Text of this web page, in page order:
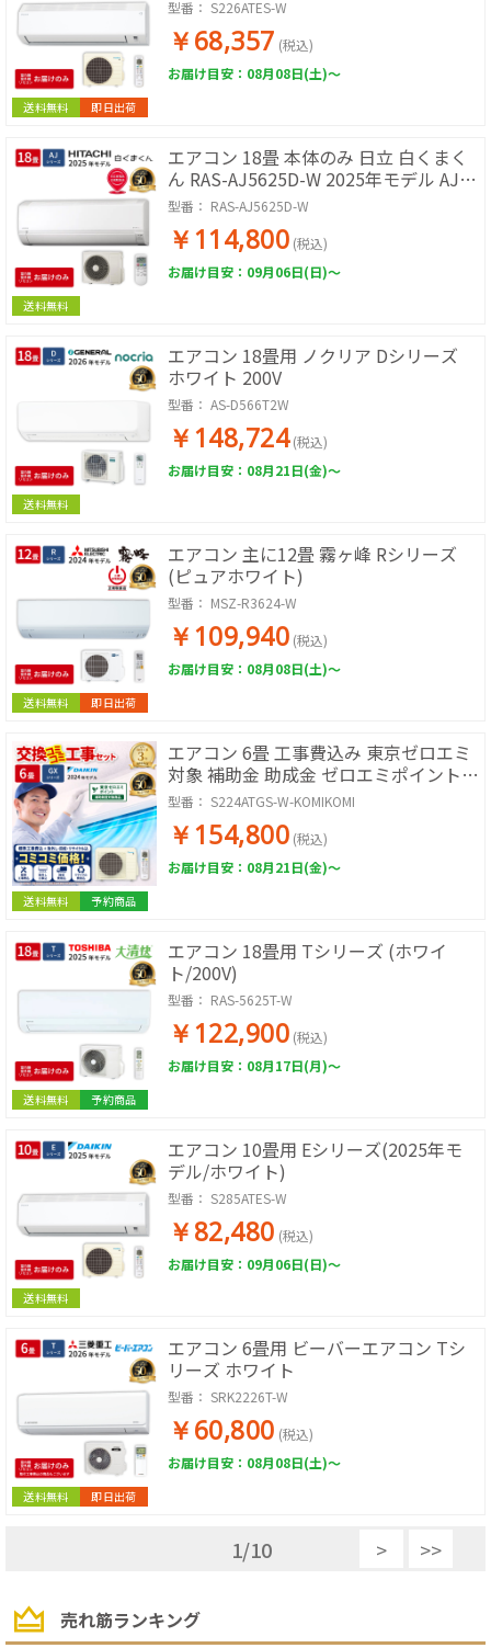
送料無料 即日出荷
型番： S226ATES-W
￥68,357 (税込)
お届け目安：08月08日(土)～
送料無料
エアコン 18畳 本体のみ 日立 白くまく
ん RAS-AJ5625D-W 2025年モデル AJシ
リーズ ルームエアコン 取付工事なし 冷
暖房 単相200V スターホワイト 除湿 コ
ンパクト 壁掛けエアコン エアコン単品
リビング ダイニング 広い部屋
型番： RAS-AJ5625D-W
￥114,800 (税込)
お届け目安：09月06日(日)～
送料無料
エアコン 18畳用 ノクリア Dシリーズ
ホワイト 200V
型番： AS-D566T2W
￥148,724 (税込)
お届け目安：08月21日(金)～
送料無料 即日出荷
エアコン 主に12畳 霧ヶ峰 Rシリーズ
(ピュアホワイト)
型番： MSZ-R3624-W
￥109,940 (税込)
お届け目安：08月08日(土)～
送料無料 予約商品
エアコン 6畳 工事費込み 東京ゼロエミ
対象 補助金 助成金 ゼロエミポイント
コミコミ価格 ダイキン GXシリーズ
S224ATGS-W 2024年モデル ホワイト
型番： S224ATGS-W-KOMIKOMI
￥154,800 (税込)
お届け目安：08月21日(金)～
送料無料 予約商品
エアコン 18畳用 Tシリーズ (ホワイ
ト/200V)
型番： RAS-5625T-W
￥122,900 (税込)
お届け目安：08月17日(月)～
送料無料
エアコン 10畳用 Eシリーズ(2025年モ
デル/ホワイト)
型番： S285ATES-W
￥82,480 (税込)
お届け目安：09月06日(日)～
送料無料 即日出荷
エアコン 6畳用 ビーバーエアコン Tシ
リーズ ホワイト
型番： SRK2226T-W
￥60,800 (税込)
お届け目安：08月08日(土)～
1/10 > >>
売れ筋ランキング